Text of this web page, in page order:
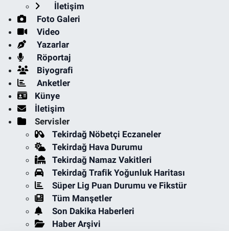
İletişim
Foto Galeri
Video
Yazarlar
Röportaj
Biyografi
Anketler
Künye
İletişim
Servisler
Tekirdağ Nöbetçi Eczaneler
Tekirdağ Hava Durumu
Tekirdağ Namaz Vakitleri
Tekirdağ Trafik Yoğunluk Haritası
Süper Lig Puan Durumu ve Fikstür
Tüm Manşetler
Son Dakika Haberleri
Haber Arşivi